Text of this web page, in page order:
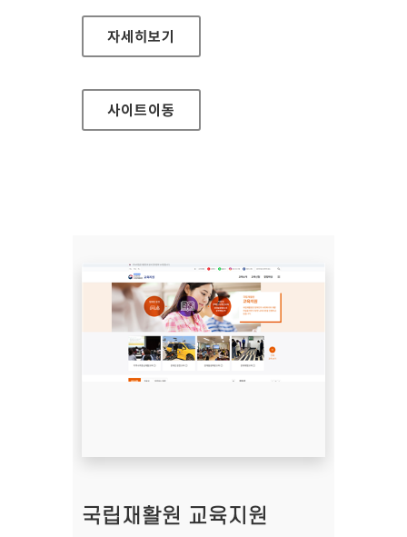
국립재활원 중앙장애인보건의료센터
자세히보기
사이트이동
국립재활원 교육지원